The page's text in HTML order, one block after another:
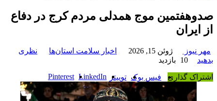
صدوهفتمین موج همدلی مردم کرج در دفاع
از ایران
مهر نیوز ژوئن 15, 2026 اخبار سلامت استان‌ها
نظری
بدهید
10 بازدید
اشتراک گذاری فیس بوک توییتر LinkedIn
Pinterest